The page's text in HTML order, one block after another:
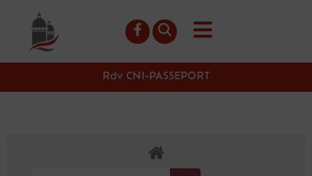
principal
Rdv CNI-PASSEPORT